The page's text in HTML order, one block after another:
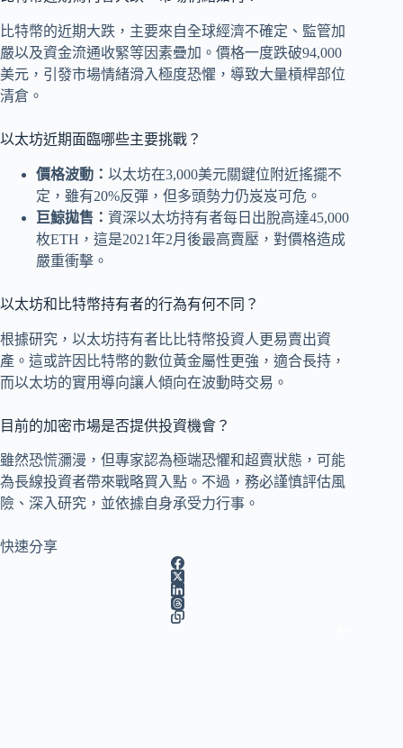
比特幣的近期大跌，主要來自全球經濟不確定、監管加
嚴以及資金流通收緊等因素疊加。價格一度跌破94,000
美元，引發市場情緒滑入極度恐懼，導致大量槓桿部位
清倉。
以太坊近期面臨哪些主要挑戰？
價格波動： 以太坊在3,000美元關鍵位附近搖擺不
定，雖有20%反彈，但多頭勢力仍岌岌可危。
巨鯨拋售： 資深以太坊持有者每日出脫高達45,000
枚ETH，這是2021年2月後最高賣壓，對價格造成
嚴重衝擊。
以太坊和比特幣持有者的行為有何不同？
根據研究，以太坊持有者比比特幣投資人更易賣出資
產。這或許因比特幣的數位黃金屬性更強，適合長持，
而以太坊的實用導向讓人傾向在波動時交易。
目前的加密市場是否提供投資機會？
雖然恐慌瀰漫，但專家認為極端恐懼和超賣狀態，可能
為長線投資者帶來戰略買入點。不過，務必謹慎評估風
險、深入研究，並依據自身承受力行事。
快速分享